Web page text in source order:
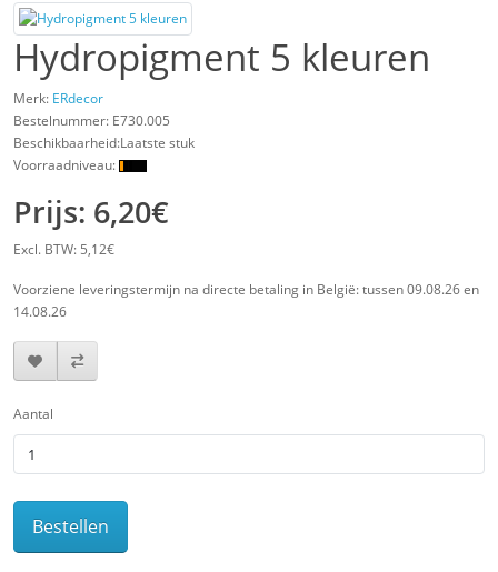
Hydropigment 5 kleuren
Merk: ERdecor
Bestelnummer: E730.005
Beschikbaarheid:Laatste stuk
Voorraadniveau:
Prijs: 6,20€
Excl. BTW: 5,12€
Voorziene leveringstermijn na directe betaling in België: tussen 09.08.26 en
14.08.26
Aantal
Bestellen